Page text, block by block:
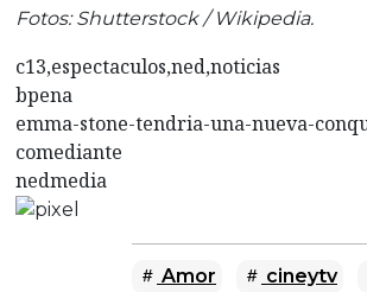
Fotos: Shutterstock / Wikipedia.
c13,espectaculos,ned,noticias
bpena
emma-stone-tendria-una-nueva-
comediante
nedmedia
Amor cineytv